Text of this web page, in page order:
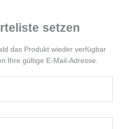
setzen
das Produkt wieder verfügbar
Ihre gültige E-Mail-Adresse.